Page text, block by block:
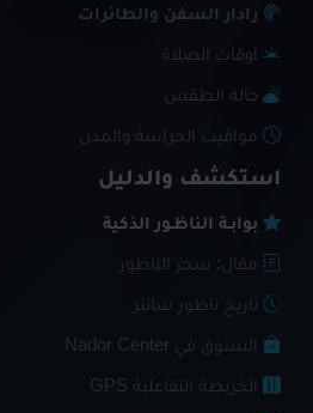
رادار السفن والطائرات
أوقات الصلاة
حالة الطقس
مواقيت الحراسة والمدن
استكشف والدليل
بوابـة الناظـور الذكية
مقال: سحر الناظور
تاريخ ناظور سانتر
التسوق في Nador Center
الخريطة التفاعلية GPS